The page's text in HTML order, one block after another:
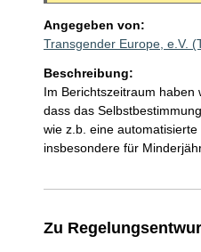
Angegeben von:
Transgender Europe, e.V.
Beschreibung:
Im Berichtszeitraum
dass das
wie z.b. eine
insbesondere für
Zu